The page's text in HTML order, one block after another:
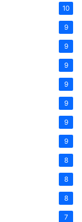
10
9
9
9
9
9
9
9
8
8
8
7